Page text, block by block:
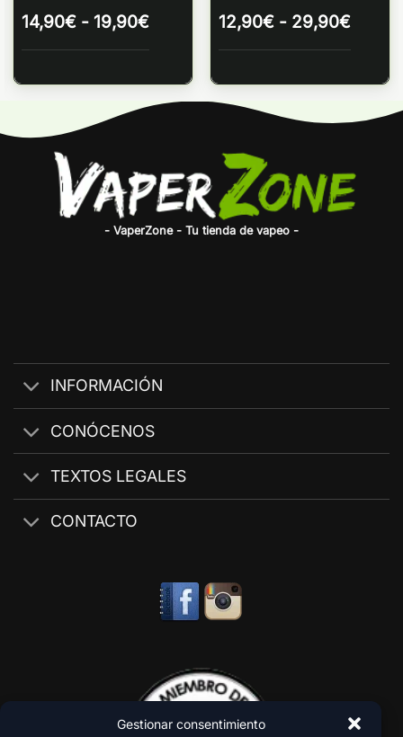
Gestionar consentimiento
14,90€ - 19,90€Rango
precios:
desde
14,90€
hasta
12,90€ - 29,90€Rango
desde
- VaperZone - Tu tienda de vapeo -
INFORMACIÓN
CONÓCENOS
TEXTOS LEGALES
CONTACTO